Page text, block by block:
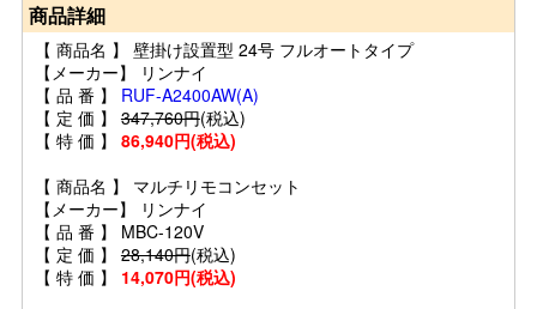
商品詳細
【 商品名 】 壁掛け設置型 24号 フルオートタイプ
【メーカー】 リンナイ
【 品 番 】 RUF-A2400AW(A)
【 定 価 】 347,760円(税込)
【 特 価 】 86,940円(税込)
【 商品名 】 マルチリモコンセット
【メーカー】 リンナイ
【 品 番 】 MBC-120V
【 定 価 】 28,140円(税込)
【 特 価 】 14,070円(税込)